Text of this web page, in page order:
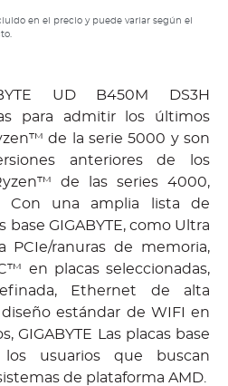
en el precio y puede variar según el
UD B450M DS3H
para admitir los últimos
de la serie 5000 y son
anteriores de los
de las series 4000,
Con una amplia lista de
base GIGABYTE, como Ultra
PCIe/ranuras de memoria,
en placas seleccionadas,
Ethernet de alta
estándar de WIFI en
GIGABYTE Las placas base
usuarios que buscan
de plataforma AMD.